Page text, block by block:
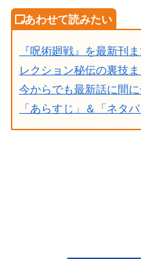
『呪術廻戦』を最新刊
レクション秘伝の裏技
今からでも最新話に間
「あらすじ」＆「ネタ